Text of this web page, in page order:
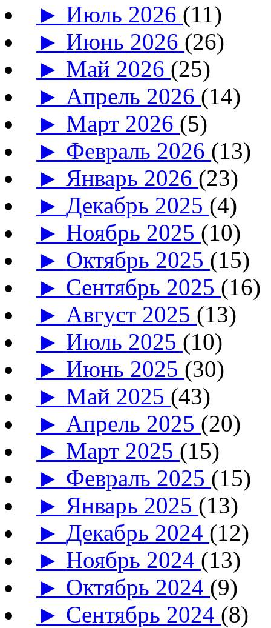
► Июль 2026 (11)
► Июнь 2026 (26)
► Май 2026 (25)
► Апрель 2026 (14)
► Март 2026 (5)
► Февраль 2026 (13)
► Январь 2026 (23)
►Декабрь 2025 (4)
► Ноябрь 2025 (10)
► Октябрь 2025 (15)
► Сентябрь 2025 (16)
► Август 2025 (13)
► Июль 2025 (10)
► Июнь 2025 (30)
► Май 2025 (43)
► Апрель 2025 (20)
► Март 2025 (15)
► Февраль 2025 (15)
► Январь 2025 (13)
►Декабрь 2024 (12)
► Ноябрь 2024 (13)
► Октябрь 2024 (9)
► Сентябрь 2024 (8)